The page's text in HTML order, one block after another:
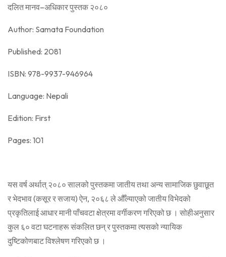
दलित मानव–अधिकार पुस्तक २०८०
Author: Samata Foundation
Published: 2081
ISBN: 978-9937-946964
Language: Nepali
Edition: First
Pages: 101
यस वर्ष अर्थात् २०८० सालको पुस्तकमा जातीय तथा अन्य सामाजिक छुवाछूत
र भेदभाव (कसूर र सजाय) ऐन, २०६८ ले औँल्याएको जातीय विभेदको
प्रकृतिलाई आधार मानी पाँचवटा क्षेत्रमा वर्गीकरण गरिएको छ । सोहीअनुसार
कुल ६० वटा घटनाहरू संकलित छन् र पुस्तकमा त्यसको न्यायिक
दुष्टिकोणबाट विश्लेषण गरिएको छ ।